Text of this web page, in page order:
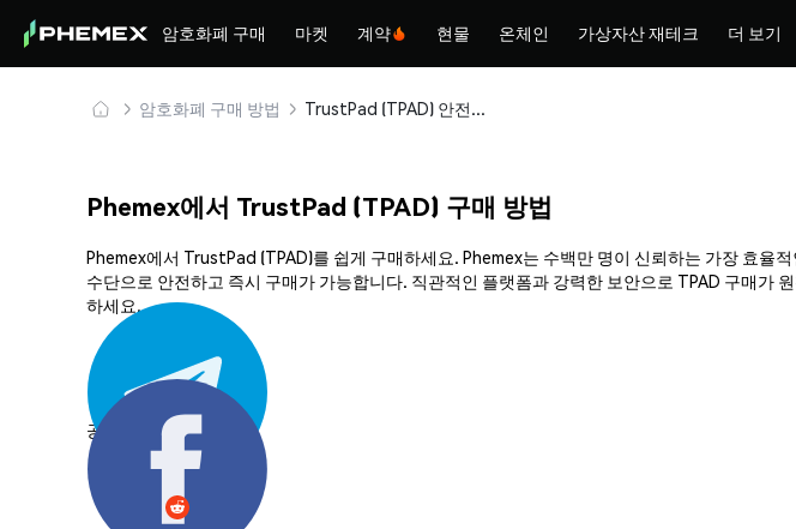
암호화폐 구매 마켓 계약 현물 온체인 가상자산 재테크 더 보기
암호화폐 구매 방법 TrustPad (TPAD) 안전하게 구매 및 보관
Phemex에서 TrustPad (TPAD) 구매 방법
Phemex에서 TrustPad (TPAD)를 쉽게 구매하세요. Phemex는 수백만 명이 신뢰하는 가장 효율
수단으로 안전하고 즉시 구매가 가능합니다. 직관적인 플랫폼과 강력한 보안으로 TPAD 구매가
하세요.
공유하기: